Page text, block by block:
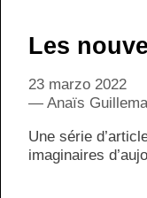
Les
23 marzo 2022
Anaïs
Une série
imaginaires